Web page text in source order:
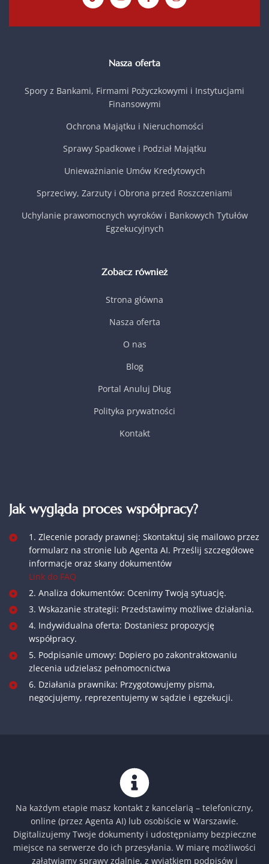
Nasza oferta
Spory z Bankami, Firmami Pożyczkowymi i Instytucjami
Finansowymi
Ochrona Majątku i Nieruchomości
Sprawy Spadkowe i Podział Majątku
Unieważnianie Umów Kredytowych
Sprzeciwy, Zarzuty i Obrona przed Roszczeniami
Uchylanie prawomocnych wyroków i Bankowych Tytułów
Egzekucyjnych
Zobacz również
Strona główna
Nasza oferta
O nas
Blog
Portal Anuluj Dług
Polityka prywatności
Kontakt
Jak wygląda proces współpracy?
1. Zlecenie porady prawnej: Skontaktuj się mailowo przez
formularz na stronie lub Agenta AI. Prześlij szczegółowe
informacje oraz skany dokumentów
Link do FAQ
2. Analiza dokumentów: Ocenimy Twoją sytuację.
3. Wskazanie strategii: Przedstawimy możliwe działania.
4. Indywidualna oferta: Dostaniesz propozycję
współpracy.
5. Podpisanie umowy: Dopiero po zakontraktowaniu
zlecenia udzielasz pełnomocnictwa
6. Działania prawnika: Przygotowujemy pisma,
negocjujemy, reprezentujemy w sądzie i egzekucji.
Na każdym etapie masz kontakt z kancelarią – telefoniczny,
online (przez Agenta AI) lub osobiście w Warszawie.
Digitalizujemy Twoje dokumenty i udostępniamy bezpieczne
miejsce na serwerze do ich przesyłania. W miarę możliwości
załatwiamy sprawy zdalnie, z wyjątkiem podpisów i